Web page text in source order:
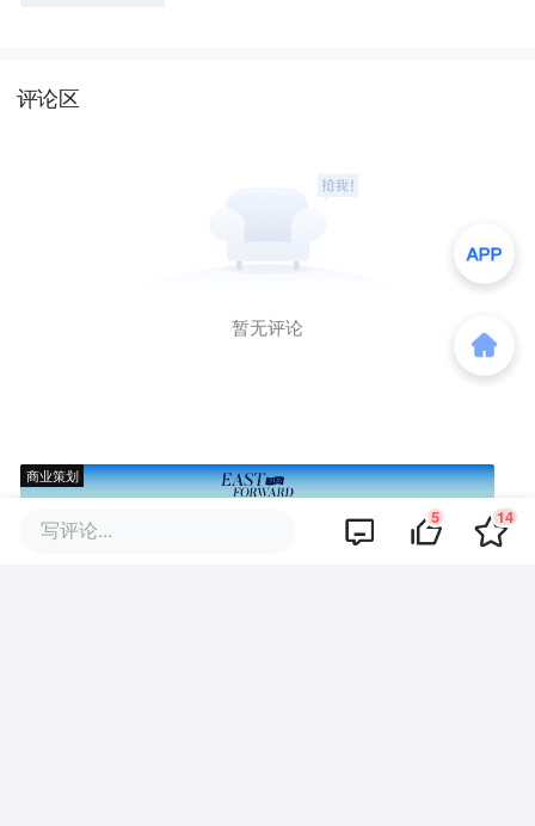
评论区
暂无评论
商业策划
写评论... 5 14